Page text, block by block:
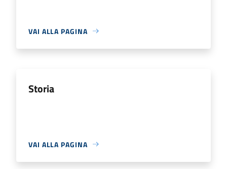
VAI ALLA PAGINA
Storia
VAI ALLA PAGINA